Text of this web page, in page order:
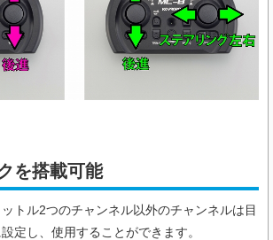
を搭載可能
トル2つのチャンネル以外のチャンネルは目
定し、使用することができます。